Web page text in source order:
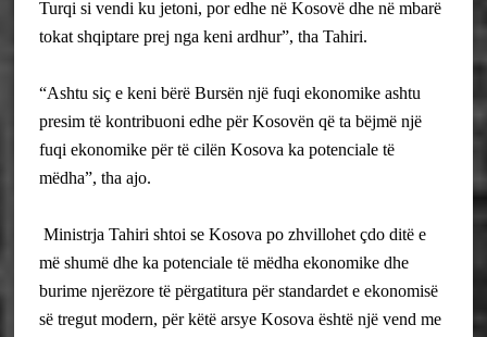
Turqi si vendi ku jetoni, por edhe në Kosovë dhe në mbarë
tokat shqiptare prej nga keni ardhur”, tha Tahiri.
“Ashtu siç e keni bërë Bursën një fuqi ekonomike ashtu
presim të kontribuoni edhe për Kosovën që ta bëjmë një
fuqi ekonomike për të cilën Kosova ka potenciale të
mëdha”, tha ajo.
Ministrja Tahiri shtoi se Kosova po zhvillohet çdo ditë e
më shumë dhe ka potenciale të mëdha ekonomike dhe
burime njerëzore të përgatitura për standardet e ekonomisë
së tregut modern, për këtë arsye Kosova është një vend me